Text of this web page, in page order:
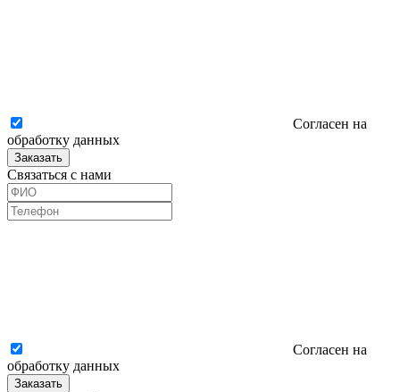
Согласен на
обработку данных
Заказать
Связаться с нами
Согласен на
обработку данных
Заказать